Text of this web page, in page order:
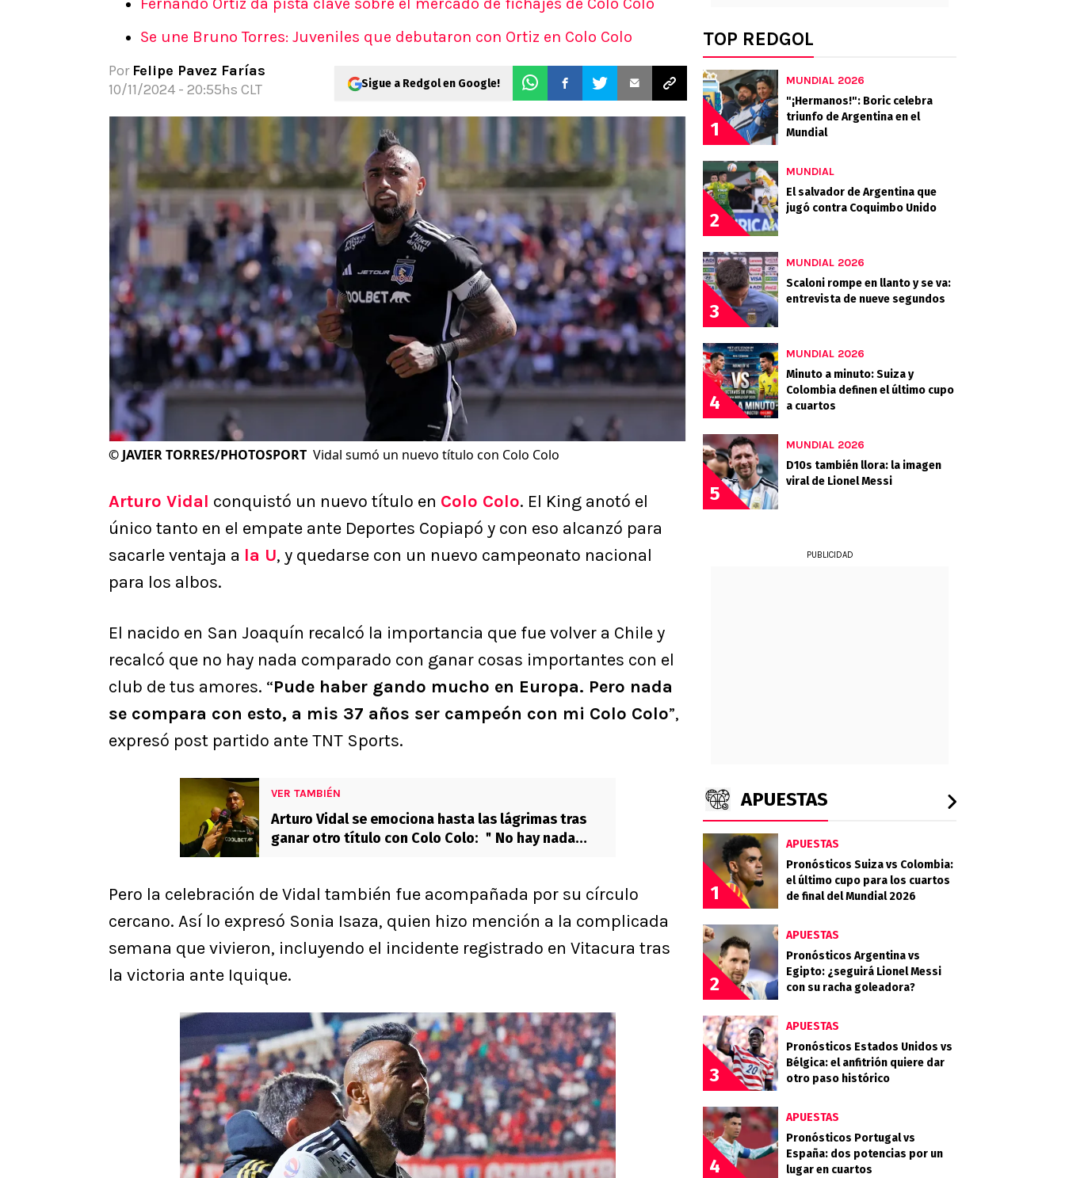
Apuestas Mundial 2026
Se une Bruno Torres: Juveniles que debutaron con Ortiz en Colo Colo
Por Felipe Pavez Farías
10/11/2024 - 20:55hs CLT
Sigue a Redgol en Google!
© JAVIER TORRES/PHOTOSPORT Vidal sumó un nuevo título con Colo Colo
Arturo Vidal conquistó un nuevo título en Colo Colo. El King anotó el
único tanto en el empate ante Deportes Copiapó y con eso alcanzó para
sacarle ventaja a la U, y quedarse con un nuevo campeonato nacional
para los albos.
El nacido en San Joaquín recalcó la importancia que fue volver a Chile y
recalcó que no hay nada comparado con ganar cosas importantes con el
club de tus amores. “Pude haber gando mucho en Europa. Pero nada
se compara con esto, a mis 37 años ser campeón con mi Colo Colo”,
expresó post partido ante TNT Sports.
VER TAMBIÉN
Arturo Vidal se emociona hasta las lágrimas tras
ganar otro título con Colo Colo: ＂No hay nada
Pero la celebración de Vidal también fue acompañada por su círculo
cercano. Así lo expresó Sonia Isaza, quien hizo mención a la complicada
semana que vivieron, incluyendo el incidente registrado en Vitacura tras
la victoria ante Iquique.
TOP REDGOL
1
MUNDIAL 2026
"¡Hermanos!": Boric celebra
triunfo de Argentina en el
Mundial
2
MUNDIAL
El salvador de Argentina que
jugó contra Coquimbo Unido
3
MUNDIAL 2026
Scaloni rompe en llanto y se va:
entrevista de nueve segundos
4
MUNDIAL 2026
Minuto a minuto: Suiza y
Colombia definen el último cupo
a cuartos
5
MUNDIAL 2026
D10s también llora: la imagen
viral de Lionel Messi
PUBLICIDAD
APUESTAS
1
APUESTAS
Pronósticos Suiza vs Colombia:
el último cupo para los cuartos
de final del Mundial 2026
2
APUESTAS
Pronósticos Argentina vs
Egipto: ¿seguirá Lionel Messi
con su racha goleadora?
3
APUESTAS
Pronósticos Estados Unidos vs
Bélgica: el anfitrión quiere dar
otro paso histórico
4
APUESTAS
Pronósticos Portugal vs
España: dos potencias por un
lugar en cuartos